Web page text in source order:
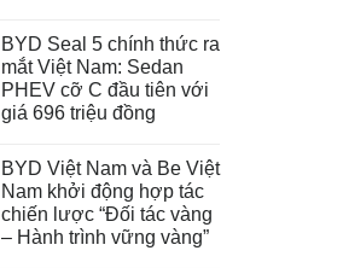
BYD Seal 5 chính thức ra
mắt Việt Nam: Sedan
PHEV cỡ C đầu tiên với
giá 696 triệu đồng
BYD Việt Nam và Be Việt
Nam khởi động hợp tác
chiến lược “Đối tác vàng
– Hành trình vững vàng”